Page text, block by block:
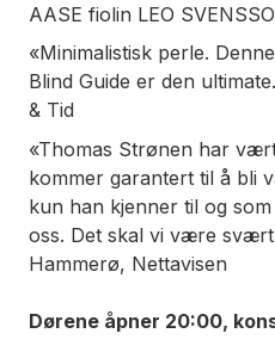
AASE fiolin LEO
«Minimalistisk perle.
Blind Guide er den
& Tid
«Thomas Strønen har
kommer garantert til å bli
kun han kjenner til og
oss. Det skal vi være
Hammerø, Nettavisen
Dørene åpner 20:00,